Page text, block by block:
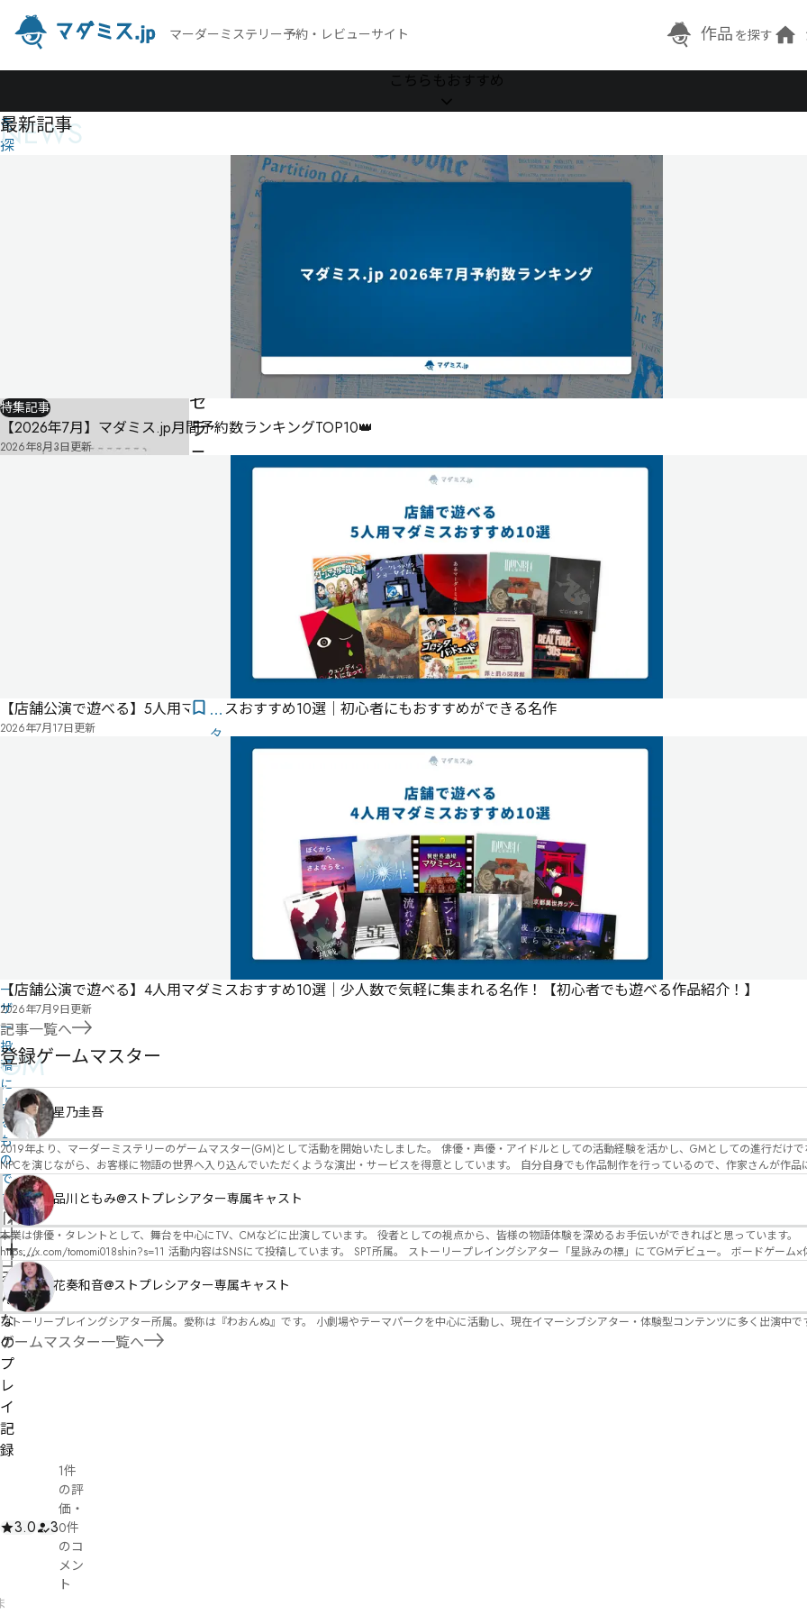
マーダーミステリー予約・レビューサイト 作品 を探す
を
探
ゼ
ラ
ニ
気
に
タ
ー
ザ
ー
投
稿
に
よ
る
も
の
で
す
情
報
を
修
正
管
理
者
申
請
み
ん
な
の
プ
レ
イ
記
録
3.0 3
1件
の評
価 ・
0件
のコ
メン
ト
こちらもおすすめ
NEWS
最新記事
特集記事
【2026年7月】マダミス.jp月間予約数ランキングTOP10👑
2026年8月3日更新
【店舗公演で遊べる】5人用マダミスおすすめ10選｜初心者にもおすすめができる名作
2026年7月17日更新
【店舗公演で遊べる】4人用マダミスおすすめ10選｜少人数で気軽に集まれる名作！【初心者でも遊べる作品紹介！】
2026年7月9日更新
記事一覧へ
GM
登録ゲームマスター
星乃圭吾
2019年より、マーダーミステリーのゲームマスター(GM)として活動を開始いたしました。 俳優・声優・アイドルとしての活動経験を活かし、GMとしての進行だけでなく、作品内の
NPCを演じながら、お客様に物語の世界へ入り込んでいただくような演出・サービスを得意としています。 自分自身でも作品制作を行っているので、作家さんが作品に込めた想いや意
図を大切にしながら、その作品の魅力をお客様に届けられるような公演を心がけています。 参加してくださる皆様がどんなエンディングを迎えるのか、どんな物語が生まれるのかを想
像しながら、公演を進めていく時間が本当に大好きです！ 対応可能作品は、オフライン（対面）作品のみとなります。 得意分野をひとつ挙げるなら恋愛もの（恋愛要素を含むシナリ
オ）ですが、ファンタジー、デスゲーム、青春ものなど、ジャンルを問わず幅広く対応可能です！お任せください！ 《所属団体・店舗》 ★ Lanbelysma -ランビリズマ- (代表・制作・
GM) ★ ストーリープレイングシアター (GM) ★ フィネガンズ ウェイク (GM)
品川ともみ@ストプレシアター専属キャスト
本業は俳優・タレントとして、舞台を中心にTV、CMなどに出演しています。 役者としての視点から、皆様の物語体験を深めるお手伝いができればと思っています。
https://x.com/tomomi018shin?s=11 活動内容はSNSにて投稿しています。 SPT所属。 ストーリープレイングシアター「星詠みの標」にてGMデビュー。 ボードゲーム×体感型演劇 イマ
ーシブカフェ「コアクト」(不定期開催)出演中。
花奏和音@ストプレシアター専属キャスト
ストーリープレイングシアター所属。愛称は『わおんぬ』です。 小劇場やテーマパークを中心に活動し、現在イマーシブシアター・体験型コンテンツに多く出演中で
ゲームマスター一覧へ